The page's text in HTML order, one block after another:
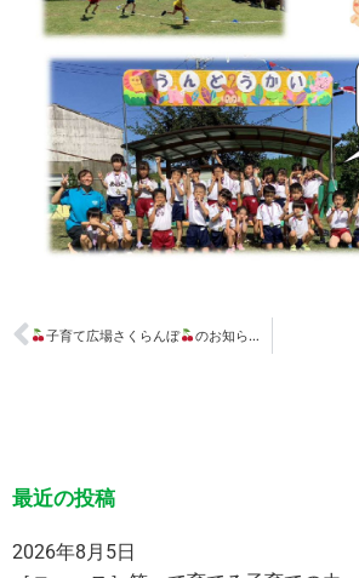
子育て広場さくらんぼ のお知らせです
最近の投稿
2026年8月5日